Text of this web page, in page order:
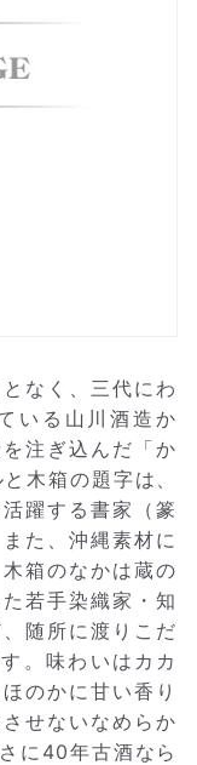
なく、三代にわ
いる山川酒造か
注ぎ込んだ「か
木箱の題字は、
躍する書家（篆
た、沖縄素材に
箱のなかは蔵の
若手染織家・知
随所に渡りこだ
。味わいはカカ
のかに甘い香り
せないなめらか
に40年古酒なら